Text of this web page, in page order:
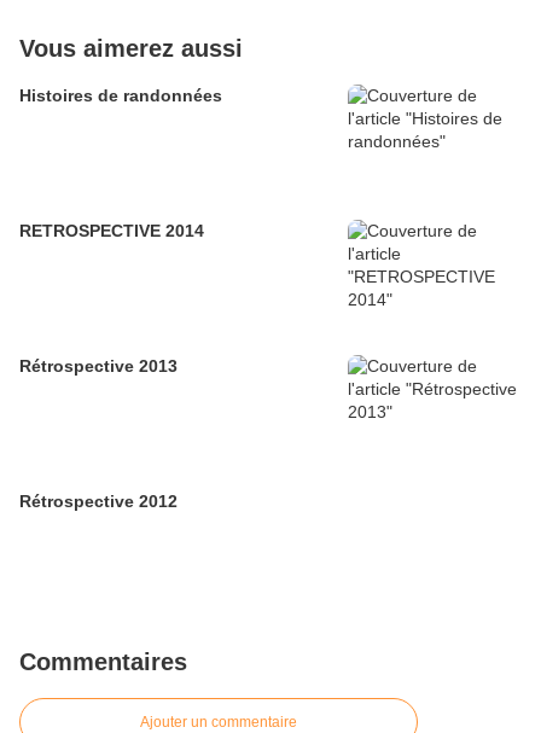
Vous aimerez aussi
Histoires de randonnées
RETROSPECTIVE 2014
Rétrospective 2013
Rétrospective 2012
Commentaires
Ajouter un commentaire